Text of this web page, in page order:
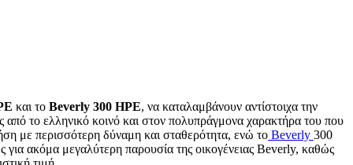
και το Beverly 300 HPE, να καταλαμβάνουν αντίστοιχα την
από το ελληνικό κοινό και στον πολυπράγμονα χαρακτήρα του που
με περισσότερη δύναμη και σταθερότητα, ενώ το Beverly 300
για ακόμα μεγαλύτερη παρουσία της οικογένειας Beverly, καθώς